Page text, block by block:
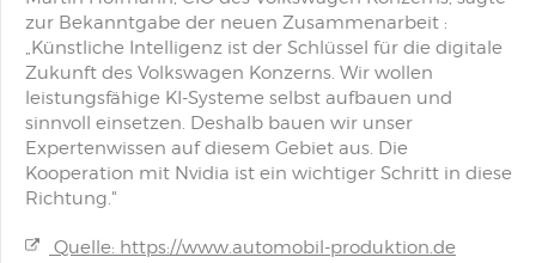
zur Bekanntgabe der neuen Zusammenarbeit :
„Künstliche Intelligenz ist der Schlüssel für die digitale
Zukunft des Volkswagen Konzerns. Wir wollen
leistungsfähige KI-Systeme selbst aufbauen und
sinnvoll einsetzen. Deshalb bauen wir unser
Expertenwissen auf diesem Gebiet aus. Die
Kooperation mit Nvidia ist ein wichtiger Schritt in diese
Richtung."
Quelle: https://www.automobil-produktion.de